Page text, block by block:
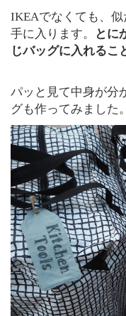
IKEAでなくても、
手に入ります。
とに
じバッグに入れるこ
パッと見て中身が分
グも作ってみました。